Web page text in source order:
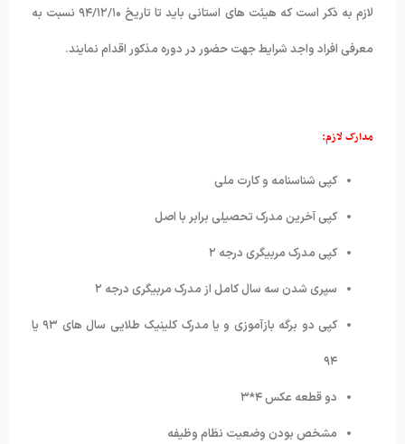
لازم به ذکر است که هیئت های استانی باید تا تاریخ ۹۴/۱۲/۱۰ نسبت به
معرفی افراد واجد شرایط جهت حضور در دوره مذکور اقدام نمایند.
مدارک لازم:
کپی شناسنامه و کارت ملی
کپی آخرین مدرک تحصیلی برابر با اصل
کپی مدرک مربیگری درجه ۲
سپری شدن سه سال کامل از مدرک مربیگری درجه ۲
کپی دو برگه بازآموزی و یا مدرک کلینیک طلایی سال های ۹۳ یا
۹۴
دو قطعه عکس ۴*۳
مشخص بودن وضعیت نظام وظیفه